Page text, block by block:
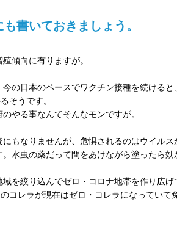
書いておきましょう。
傾向に有りますが。
今の日本のペースでワクチン接種を続ける
そうです。
のやる事なんてそんなモンですが。
にもなりませんが、危惧されるのはウイル
水虫の薬だって間をあけながら塗ったら効
域を絞り込んでゼロ・コロナ地帯を作り広
コレラが現在はゼロ・コレラになっていて